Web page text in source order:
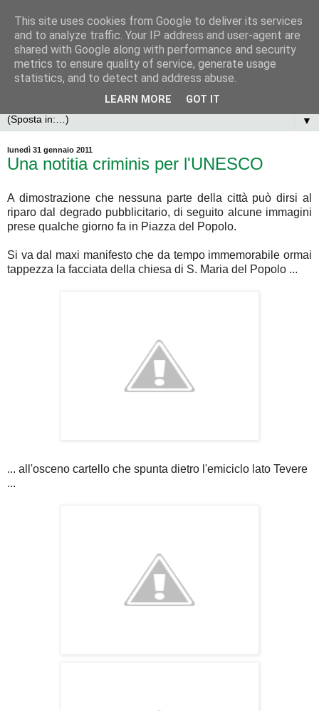
▼
lunedì 31 gennaio 2011
Una notitia criminis per l'UNESCO
A dimostrazione che nessuna parte della città può dirsi al
riparo dal degrado pubblicitario, di seguito alcune immagini
prese qualche giorno fa in Piazza del Popolo.
Si va dal maxi manifesto che da tempo immemorabile ormai
tappezza la facciata della chiesa di S. Maria del Popolo ...
... all'osceno cartello che spunta dietro l'emiciclo lato Tevere
...
This site uses cookies from Google to deliver its services
and to analyze traffic. Your IP address and user-agent are
shared with Google along with performance and security
metrics to ensure quality of service, generate usage
statistics, and to detect and address abuse.
LEARN MORE GOT IT